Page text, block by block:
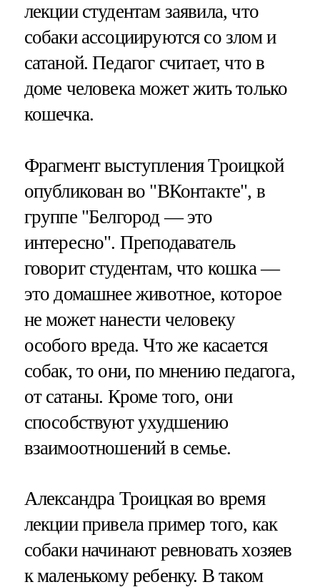
лекции студентам заявила, что
собаки ассоциируются со злом и
сатаной. Педагог считает, что в
доме человека может жить только
кошечка.
Фрагмент выступления Троицкой
опубликован во "ВКонтакте", в
группе "Белгород — это
интересно". Преподаватель
говорит студентам, что кошка —
это домашнее животное, которое
не может нанести человеку
особого вреда. Что же касается
собак, то они, по мнению педагога,
от сатаны. Кроме того, они
способствуют ухудшению
взаимоотношений в семье.
Александра Троицкая во время
лекции привела пример того, как
собаки начинают ревновать хозяев
к маленькому ребенку. В таком